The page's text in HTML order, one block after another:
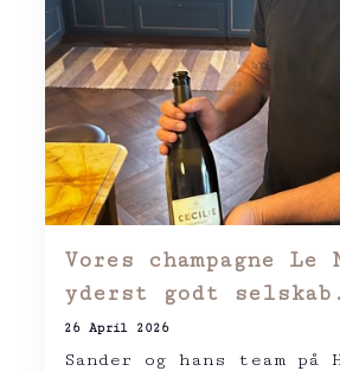
Vores champagne Le
yderst godt selskab.
26 April 2026
Sander og hans team på